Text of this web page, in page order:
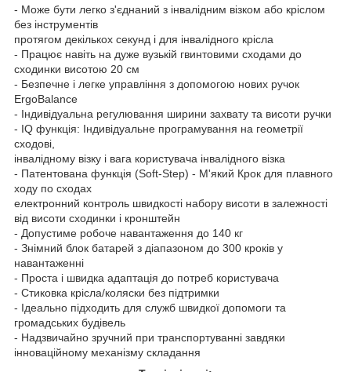
- Може бути легко з'єднаний з інвалідним візком або кріслом
без інструментів
протягом декількох секунд і для інвалідного крісла
- Працює навіть на дуже вузькій гвинтовими сходами до
сходинки висотою 20 см
- Безпечне і легке управління з допомогою нових ручок
ErgoBalance
- Індивідуальна регулювання ширини захвату та висоти ручки
- IQ функція: Індивідуальне програмування на геометрії
сходові,
інвалідному візку і вага користувача інвалідного візка
- Патентована функція (Soft-Step) - М'який Крок для плавного
ходу по сходах
електронний контроль швидкості набору висоти в залежності
від висоти сходинки і кронштейн
- Допустиме робоче навантаження до 140 кг
- Знімний блок батарей з діапазоном до 300 кроків у
навантаженні
- Проста і швидка адаптація до потреб користувача
- Стиковка крісла/коляски без підтримки
- Ідеально підходить для служб швидкої допомоги та
громадських будівель
- Надзвичайно зручний при транспортуванні завдяки
інноваційному механізму складання